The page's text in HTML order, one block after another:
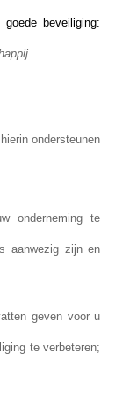
beveiliging:
ondersteunen
onderneming te
aanwezig zijn en
geven voor u
te verbeteren;